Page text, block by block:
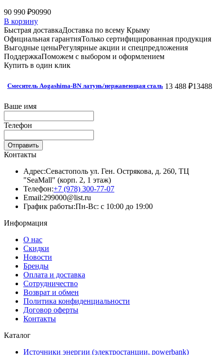
90 990 ₽90990
В корзину
Быстрая доставкаДоставка по всему Крыму
Официальная гарантияТолько сертифицированная продукция
Выгодные ценыРегулярные акции и спецпредложения
ПоддержкаПоможем с выбором и оформлением
Купить в один клик
Смеситель Aogashima-BN латунь/нержавеющая сталь 13 488 ₽13488
Ваше имя
Телефон
Отправить
Контакты
Адрес:Севастополь ул. Ген. Острякова, д. 260, ТЦ
"SeaMall" (корп. 2, 1 этаж)
Телефон:+7 (978) 300-77-07
Email:299000@list.ru
График работы:Пн-Вс: с 10:00 до 19:00
Информация
О нас
Скидки
Новости
Бренды
Оплата и доставка
Сотрудничество
Возврат и обмен
Политика конфиденциальности
Договор оферты
Контакты
Каталог
Источники энергии (электростанции, powerbank)